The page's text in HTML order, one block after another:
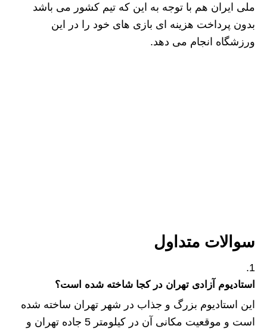
ملی ایران هم با توجه به این که تیم کشور می باشد
بدون پرداخت هزینه ای بازی های خود را در این
ورزشگاه انجام می دهد.
سوالات متداول
استادیوم آزادی تهران در کجا شاخته شده است؟
این استادیوم بزرگ و جذاب در شهر تهران ساخته شده
است و موقعیت مکانی آن در کیلومتر 5 جاده تهران و